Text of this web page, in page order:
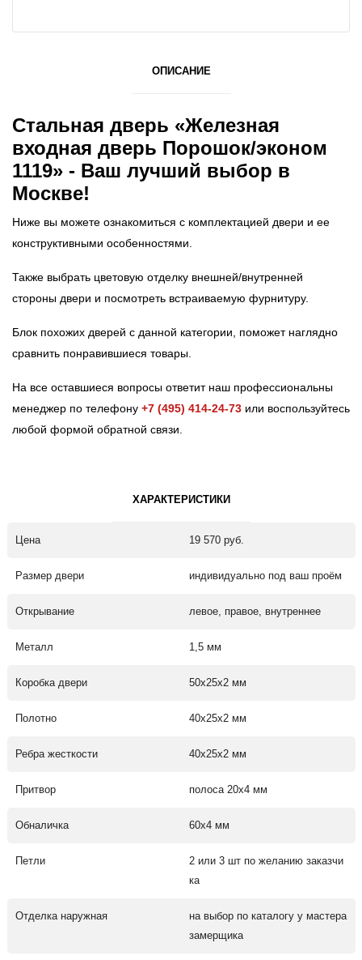
ОПИСАНИЕ
Стальная дверь «Железная
входная дверь Порошок/эконом
1119» - Ваш лучший выбор в
Москве!
Ниже вы можете ознакомиться с комплектацией двери и ее
конструктивными особенностями.
Также выбрать цветовую отделку внешней/внутренней
стороны двери и посмотреть встраиваемую фурнитуру.
Блок похожих дверей с данной категории, поможет наглядно
сравнить понравившиеся товары.
На все оставшиеся вопросы ответит наш профессиональны
менеджер по телефону +7 (495) 414-24-73 или воспользуйтесь
любой формой обратной связи.
ХАРАКТЕРИСТИКИ
Цена 19 570 руб.
Размер двери индивидуально под ваш проём
Открывание левое, правое, внутреннее
Металл 1,5 мм
Коробка двери 50х25х2 мм
Полотно 40х25х2 мм
Ребра жесткости 40х25х2 мм
Притвор полоса 20х4 мм
Обналичка 60х4 мм
Петли
2 или 3 шт по желанию заказчи
ка
Отделка наружная
на выбор по каталогу у мастера
замерщика